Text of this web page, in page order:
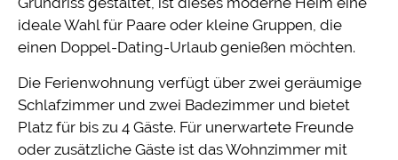
ideale Wahl für Paare oder kleine Gruppen, die
einen Doppel-Dating-Urlaub genießen möchten.
Die Ferienwohnung verfügt über zwei geräumige
Schlafzimmer und zwei Badezimmer und bietet
Platz für bis zu 4 Gäste. Für unerwartete Freunde
oder zusätzliche Gäste ist das Wohnzimmer mit